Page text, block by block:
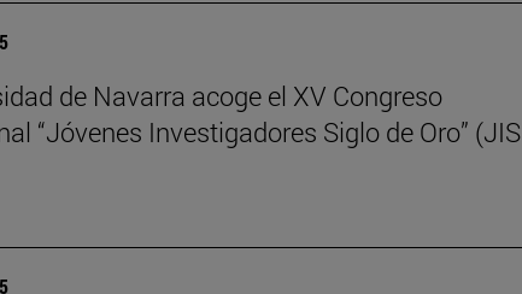
de Navarra acoge el XV Congreso
“Jóvenes Investigadores Siglo de Oro”